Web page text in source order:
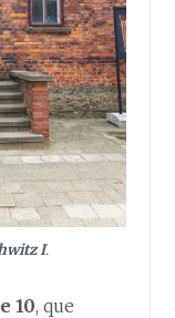
I.
10, que